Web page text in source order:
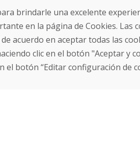
Blog
Sobre nosotros
Comercio
Contacto
brindarle una excelente
en la página de Cookies. Las
acuerdo en aceptar todas las
clic en el botón "Aceptar y
el botón “Editar configuración de